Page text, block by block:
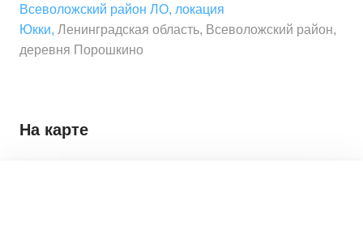
Всеволожский район ЛО, локация
Юкки, Ленинградская область, Всеволожский район,
деревня Порошкино
На карте